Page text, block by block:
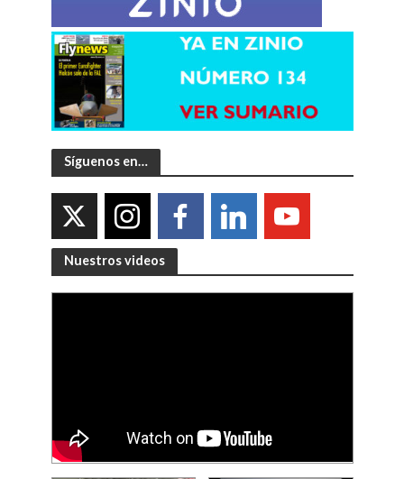
Síguenos en…
Nuestros videos